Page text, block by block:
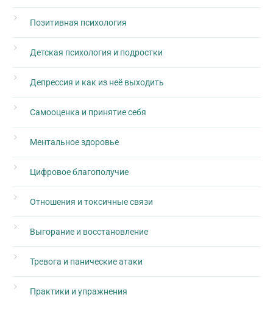
Позитивная психология
Детская психология и подростки
Депрессия и как из неё выходить
Самооценка и принятие себя
Ментальное здоровье
Цифровое благополучие
Отношения и токсичные связи
Выгорание и восстановление
Тревога и панические атаки
Практики и упражнения